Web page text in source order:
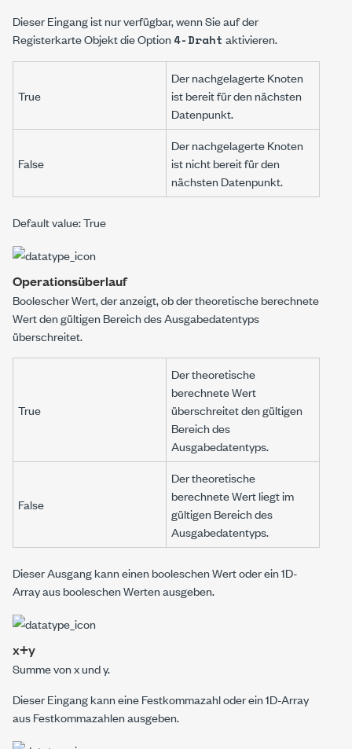
Dieser Eingang ist nur verfügbar, wenn Sie auf der
RegisterkarteObjektdie Option4-Draht aktivieren.
True
Der nachgelagerte Knoten
ist bereit für den nächsten
Datenpunkt.
False
Der nachgelagerte Knoten
ist nicht bereit für den
nächsten Datenpunkt.
Default value: True
Operationsüberlauf
Boolescher Wert, der anzeigt, ob der theoretische berechnete
Wert den gültigen Bereich des Ausgabedatentyps
überschreitet.
True
Der theoretische
berechnete Wert
überschreitet den gültigen
Bereich des
Ausgabedatentyps.
False
Der theoretische
berechnete Wert liegt im
gültigen Bereich des
Ausgabedatentyps.
Dieser Ausgang kann einen booleschen Wert oder ein 1D-
Array aus booleschen Werten ausgeben.
x+y
Summe vonxundy.
Dieser Eingang kann eine Festkommazahl oder ein 1D-Array
aus Festkommazahlen ausgeben.